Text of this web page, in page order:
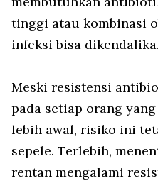
tinggi atau kombinasi
infeksi bisa
Meski resistensi
pada setiap orang
lebih awal, risiko ini
sepele. Terlebih,
rentan mengalami